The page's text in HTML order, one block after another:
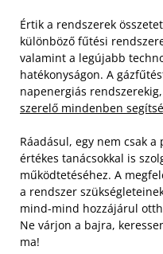
Értik a rendszerek
különböző fűtési
valamint a legújabb
hatékonyságon. A
napenergiás
szerelő mindenben
Ráadásul, egy nem csak
értékes tanácsokkal is
működtetéséhez. A
a rendszer
mind-mind hozzájárul
Ne várjon a bajra,
ma!